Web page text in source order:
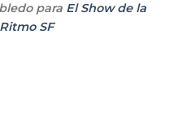
para El Show de la
SF